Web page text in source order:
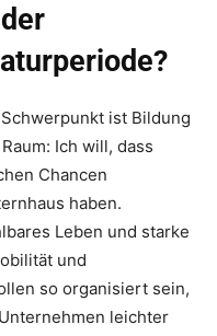
ist Bildung
Ich will, dass
Chancen
haben.
Leben und starke
und
so organisiert sein,
leichter